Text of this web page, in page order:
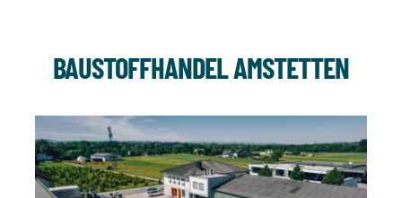
BAUSTOFFHANDEL AMSTETTEN